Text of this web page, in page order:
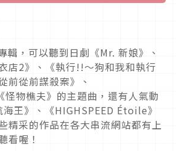
輯，可以聽到日劇《Mr. 新娘》、
店2》、《執行!!～狗和我和執行
前從前謀殺案》、
怪物樵夫》的主題曲，還有人氣動
王》、《HIGHSPEED Étoile》
精采的作品在各大串流網站都有上
看喔！